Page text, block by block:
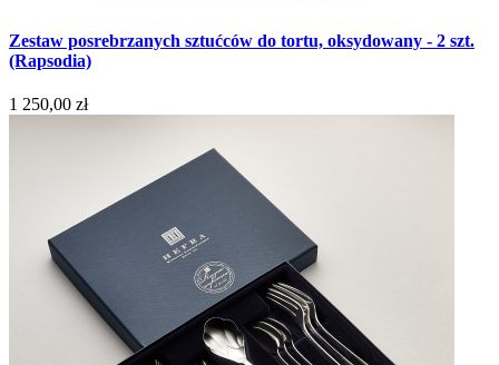
Zestaw posrebrzanych sztućców do tortu, oksydowany - 2 szt.
(Rapsodia)
1 250,00 zł